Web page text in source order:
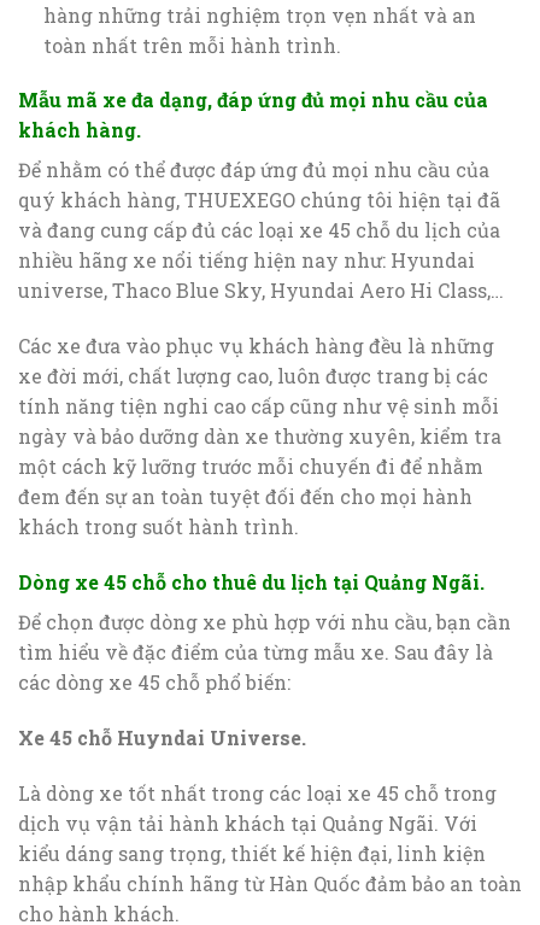
hàng những trải nghiệm trọn vẹn nhất và an
toàn nhất trên mỗi hành trình.
Mẫu mã xe đa dạng, đáp ứng đủ mọi nhu cầu của
khách hàng.
Để nhằm có thể được đáp ứng đủ mọi nhu cầu của
quý khách hàng, THUEXEGO chúng tôi hiện tại đã
và đang cung cấp đủ các loại xe 45 chỗ du lịch của
nhiều hãng xe nổi tiếng hiện nay như: Hyundai
universe, Thaco Blue Sky, Hyundai Aero Hi Class,…
Các xe đưa vào phục vụ khách hàng đều là những
xe đời mới, chất lượng cao, luôn được trang bị các
tính năng tiện nghi cao cấp cũng như vệ sinh mỗi
ngày và bảo dưỡng dàn xe thường xuyên, kiểm tra
một cách kỹ lưỡng trước mỗi chuyến đi để nhằm
đem đến sự an toàn tuyệt đối đến cho mọi hành
khách trong suốt hành trình.
Dòng xe 45 chỗ cho thuê du lịch tại Quảng Ngãi.
Để chọn được dòng xe phù hợp với nhu cầu, bạn cần
tìm hiểu về đặc điểm của từng mẫu xe. Sau đây là
các dòng xe 45 chỗ phổ biến:
Xe 45 chỗ Huyndai Universe.
Là dòng xe tốt nhất trong các loại xe 45 chỗ trong
dịch vụ vận tải hành khách tại Quảng Ngãi. Với
kiểu dáng sang trọng, thiết kế hiện đại, linh kiện
nhập khẩu chính hãng từ Hàn Quốc đảm bảo an toàn
cho hành khách.